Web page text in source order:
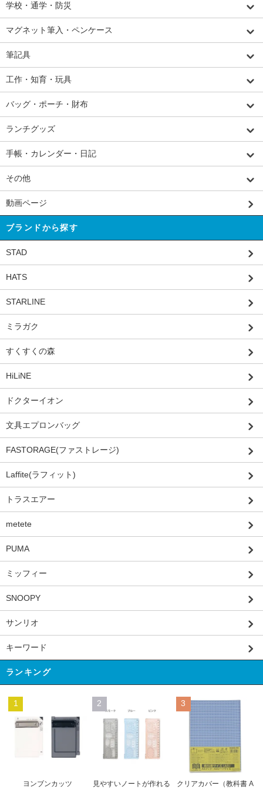
学校・通学・防災
マグネット筆入・ペンケース
筆記具
工作・知育・玩具
バッグ・ポーチ・財布
ランチグッズ
手帳・カレンダー・日記
その他
動画ページ
ブランドから探す
STAD
HATS
STARLINE
ミラガク
すくすくの森
HiLiNE
ドクターイオン
文具エプロンバッグ
FASTORAGE(ファストレージ)
Laffite(ラフィット)
トラスエアー
metete
PUMA
ミッフィー
SNOOPY
サンリオ
キーワード
ランキング
1
ヨンブンカッツ
2
見やすいノートが作れる
3
クリアカバー（教科書 A